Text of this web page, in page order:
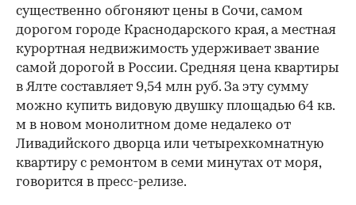
существенно обгоняют цены в Сочи, самом
дорогом городе Краснодарского края, а местная
курортная недвижимость удерживает звание
самой дорогой в России. Средняя цена квартиры
в Ялте составляет 9,54 млн руб. За эту сумму
можно купить видовую двушку площадью 64 кв.
м в новом монолитном доме недалеко от
Ливадийского дворца или четырехкомнатную
квартиру с ремонтом в семи минутах от моря,
говорится в пресс-релизе.